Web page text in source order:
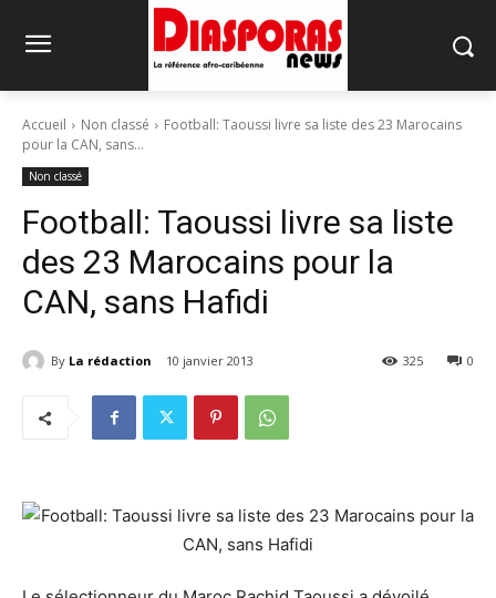
Accueil Non classé
Football: Taoussi livre sa liste des 23 Marocains
pour la CAN, sans...
Non classé
Football: Taoussi livre sa liste
des 23 Marocains pour la
CAN, sans Hafidi
By La rédaction 10 janvier 2013 0
325